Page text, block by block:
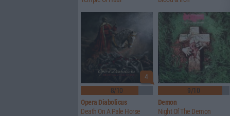
4
8/10
Opera Diabolicus
Death On A Pale Horse
9/10
Demon
Night Of The Demon